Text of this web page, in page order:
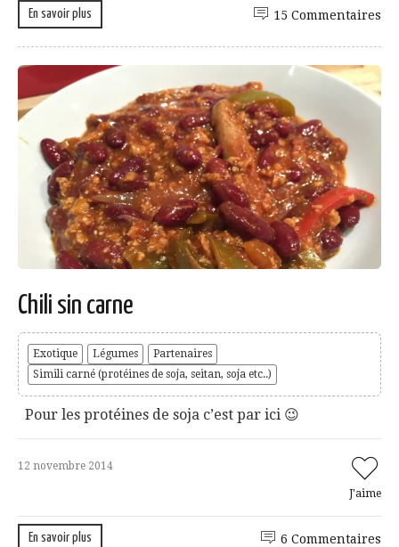
En savoir plus 15 Commentaires
Chili sin carne
Exotique Légumes
Partenaires
Simili carné (protéines de soja, seitan, soja etc..)
Pour les protéines de soja c’est par ici 😉
12 novembre 2014
J'aime
En savoir plus 6 Commentaires